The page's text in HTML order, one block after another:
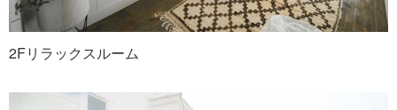
2Fリラックスルーム